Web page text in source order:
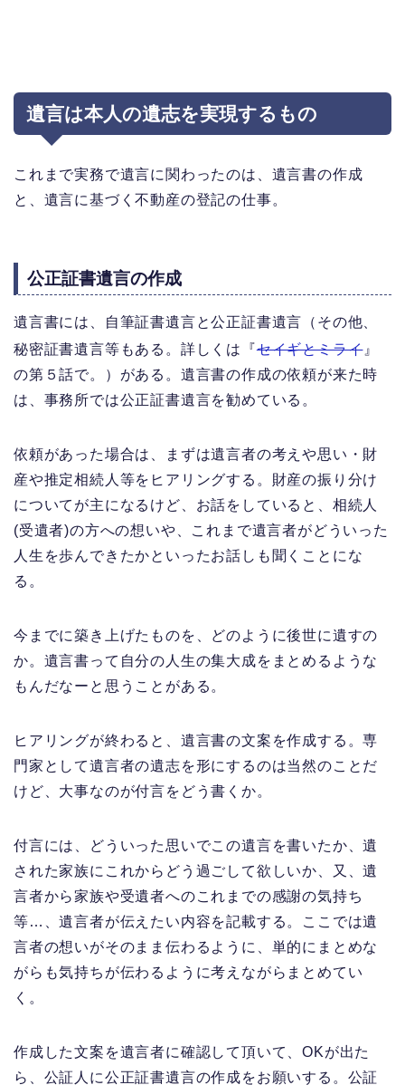
遺言は本人の遺志を実現するもの
これまで実務で遺言に関わったのは、遺言書の作成
と、遺言に基づく不動産の登記の仕事。
公正証書遺言の作成
遺言書には、自筆証書遺言と公正証書遺言（その他、
秘密証書遺言等もある。詳しくは『セイギとミライ 』
の第５話で。）がある。遺言書の作成の依頼が来た時
は、事務所では公正証書遺言を勧めている。
依頼があった場合は、まずは遺言者の考えや思い・財
産や推定相続人等をヒアリングする。財産の振り分け
についてが主になるけど、お話をしていると、相続人
(受遺者)の方への想いや、これまで遺言者がどういった
人生を歩んできたかといったお話しも聞くことにな
る。
今までに築き上げたものを、どのように後世に遺すの
か。遺言書って自分の人生の集大成をまとめるような
もんだなーと思うことがある。
ヒアリングが終わると、遺言書の文案を作成する。専
門家として遺言者の遺志を形にするのは当然のことだ
けど、大事なのが付言をどう書くか。
付言には、どういった思いでこの遺言を書いたか、遺
された家族にこれからどう過ごして欲しいか、又、遺
言者から家族や受遺者へのこれまでの感謝の気持ち
等…、遺言者が伝えたい内容を記載する。ここでは遺
言者の想いがそのまま伝わるように、単的にまとめな
がらも気持ちが伝わるように考えながらまとめてい
く。
作成した文案を遺言者に確認して頂いて、OKが出た
ら、公証人に公正証書遺言の作成をお願いする。公証